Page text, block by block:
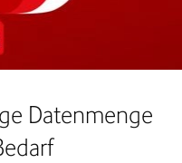
Datenmenge